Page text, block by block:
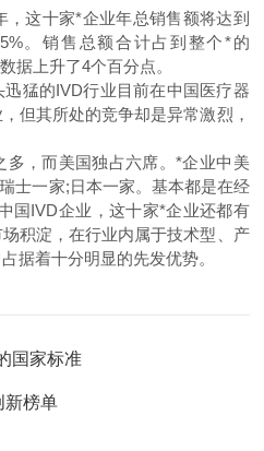
这十家*企业年总销售额将达到
。销售总额合计占到整个*的
据上升了4个百分点。
猛的IVD行业目前在中国医疗器
但其所处的竞争却是异常激烈，
，而美国独占六席。*企业中美
士一家;日本一家。基本都是在经
国IVD企业，这十家*企业还都有
积淀，在行业内属于技术型、产
据着十分明显的先发优势。
国家标准
新榜单